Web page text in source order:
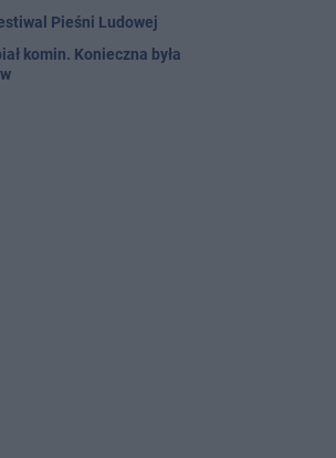
Pieśni Ludowej
komin. Konieczna była